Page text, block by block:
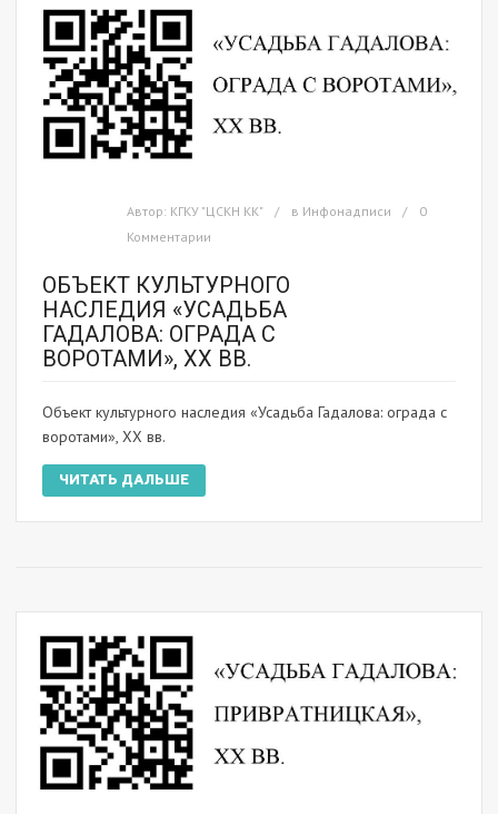
Автор: КГКУ "ЦСКН КК" в Инфонадписи
0
Комментарии
ОБЪЕКТ КУЛЬТУРНОГО
НАСЛЕДИЯ «УСАДЬБА
ГАДАЛОВА: ОГРАДА С
ВОРОТАМИ», XX ВВ.
Объект культурного наследия «Усадьба Гадалова: ограда с
воротами», XX вв.
ЧИТАТЬ ДАЛЬШЕ